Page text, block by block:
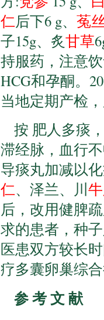
仁后下6 g、 菟
子15g、炙甘草
持服药，注意
HCG和孕酮。
当地定期产检
按 肥人多痰
滞经脉，血行
导痰丸加减以
仁、泽兰、川
后，改用健脾
求的患者，种
医患双方较长
疗多囊卵巢综
参 考 文 献